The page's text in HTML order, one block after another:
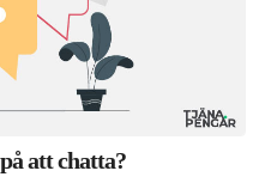
att chatta?